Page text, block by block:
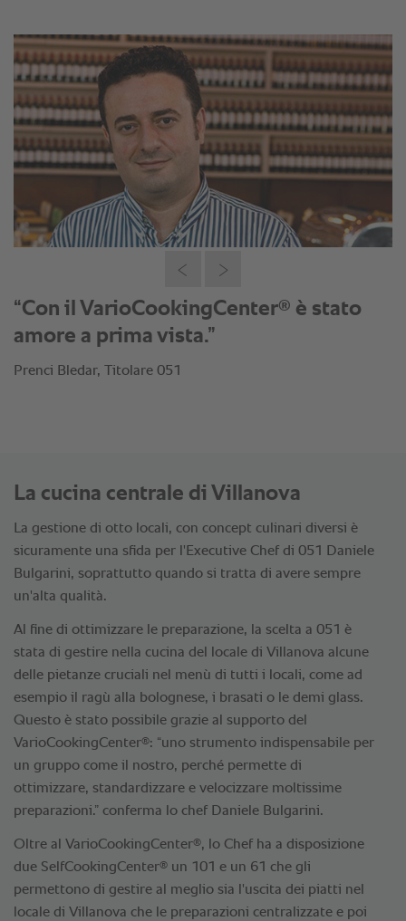
“Con il VarioCookingCenter® è stato
amore a prima vista.”
Prenci Bledar, Titolare 051
La cucina centrale di Villanova
La gestione di otto locali, con concept culinari diversi è
sicuramente una sfida per l'Executive Chef di 051 Daniele
Bulgarini, soprattutto quando si tratta di avere sempre
un'alta qualità.
Al fine di ottimizzare le preparazione, la scelta a 051 è
stata di gestire nella cucina del locale di Villanova alcune
delle pietanze cruciali nel menù di tutti i locali, come ad
esempio il ragù alla bolognese, i brasati o le demi glass.
Questo è stato possibile grazie al supporto del
VarioCookingCenter®: “uno strumento indispensabile per
un gruppo come il nostro, perché permette di
ottimizzare, standardizzare e velocizzare moltissime
preparazioni.” conferma lo chef Daniele Bulgarini.
Oltre al VarioCookingCenter®, lo Chef ha a disposizione
due SelfCookingCenter® un 101 e un 61 che gli
permettono di gestire al meglio sia l'uscita dei piatti nel
locale di Villanova che le preparazioni centralizzate e poi